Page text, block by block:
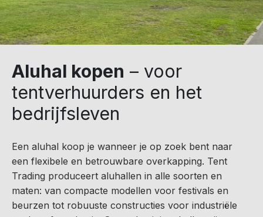
Aluhal kopen – voor
tentverhuurders en het
bedrijfsleven
Een aluhal koop je wanneer je op zoek bent naar
een flexibele en betrouwbare overkapping. Tent
Trading produceert aluhallen in alle soorten en
maten: van compacte modellen voor festivals en
beurzen tot robuuste constructies voor industriële